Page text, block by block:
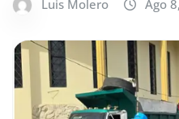
Luis Molero Ago